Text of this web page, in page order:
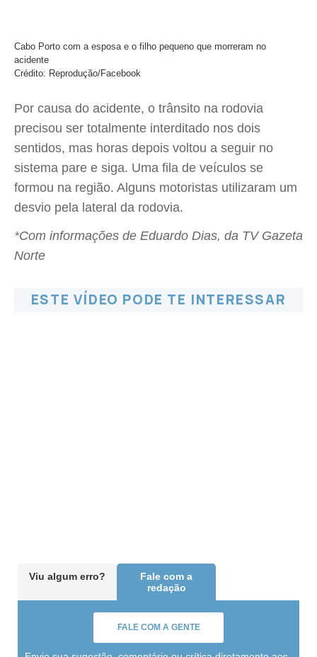
Cabo Porto com a esposa e o filho pequeno que morreram no
acidente
Crédito: Reprodução/Facebook
Por causa do acidente, o trânsito na rodovia
precisou ser totalmente interditado nos dois
sentidos, mas horas depois voltou a seguir no
sistema pare e siga. Uma fila de veículos se
formou na região. Alguns motoristas utilizaram um
desvio pela lateral da rodovia.
*Com informações de Eduardo Dias, da TV Gazeta
Norte
ESTE VÍDEO PODE TE INTERESSAR
Viu algum erro?
Fale com a
redação
FALE COM A GENTE